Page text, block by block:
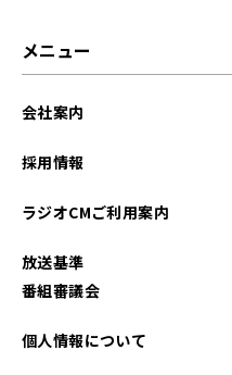
メニュー
会社案内
採用情報
ラジオCMご利用案内
放送基準
番組審議会
個人情報について